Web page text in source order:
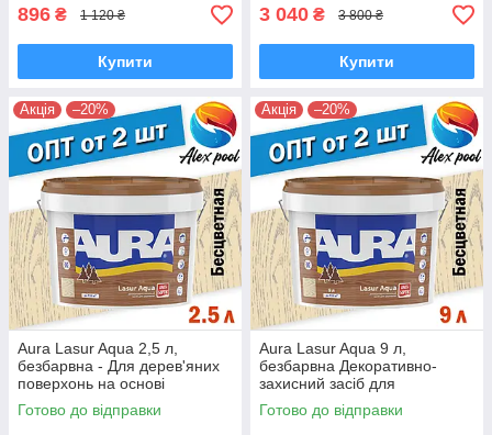
896 ₴ 1 120 ₴
Купити
3 040 ₴ 3 800 ₴
Купити
Акція –20%
Aura Lasur Aqua 2,5 л,
безбарвна - Для дерев'яних
поверхонь на основі
акрилової дисперсії з
антисептиком
Готово до відправки
Акція –20%
Aura Lasur Aqua 9 л,
безбарвна Декоративно-
захисний засіб для
дерев'яних поверхонь на
основі акрилової
Готово до відправки